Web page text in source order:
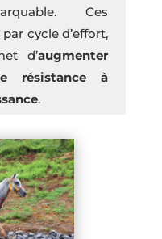
Ces
cycle d’effort,
d’augmenter
résistance à
.